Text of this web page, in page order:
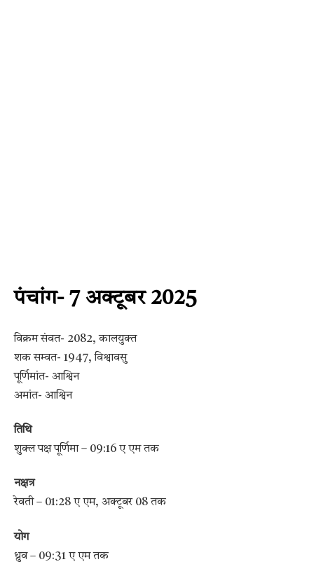
पंचांग- 7 अक्टूबर 2025
विक्रम संवत- 2082, कालयुक्त
शक सम्वत- 1947, विश्वावसु
पूर्णिमांत- आश्विन
अमांत- आश्विन
तिथि
शुक्ल पक्ष पूर्णिमा – 09:16 ए एम तक
नक्षत्र
रेवती – 01:28 ए एम, अक्टूबर 08 तक
योग
ध्रुव – 09:31 ए एम तक